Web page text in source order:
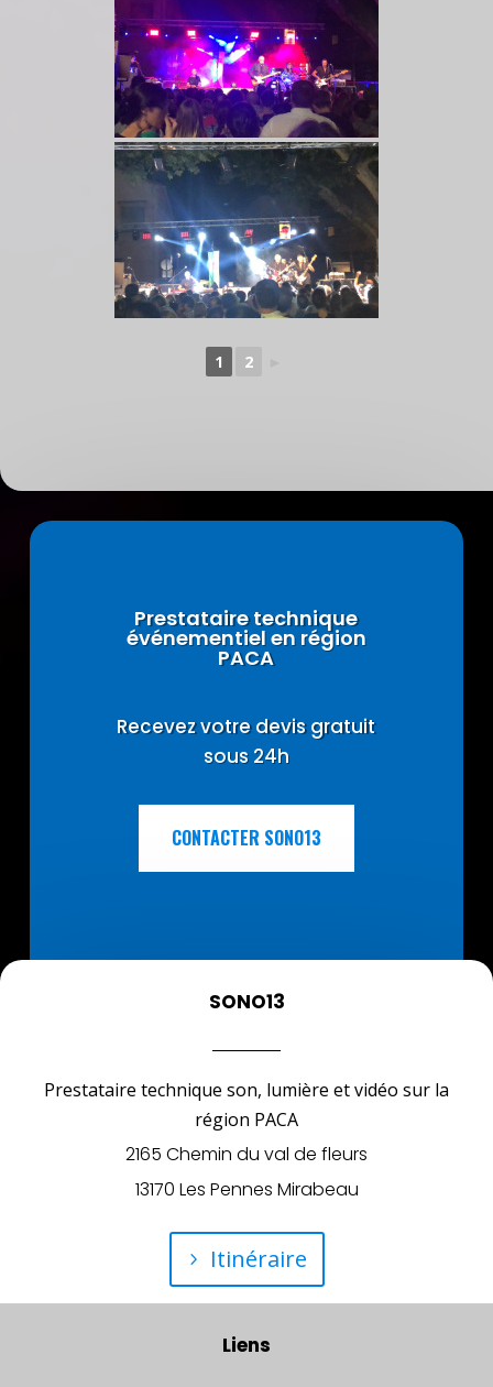
1 2
Prestataire technique
événementiel en région
PACA
Recevez votre devis gratuit
sous 24h
CONTACTER SONO13
SONO13
Prestataire technique son, lumière et vidéo sur la
région PACA
2165 Chemin du val de fleurs
13170 Les Pennes Mirabeau
Itinéraire
Liens